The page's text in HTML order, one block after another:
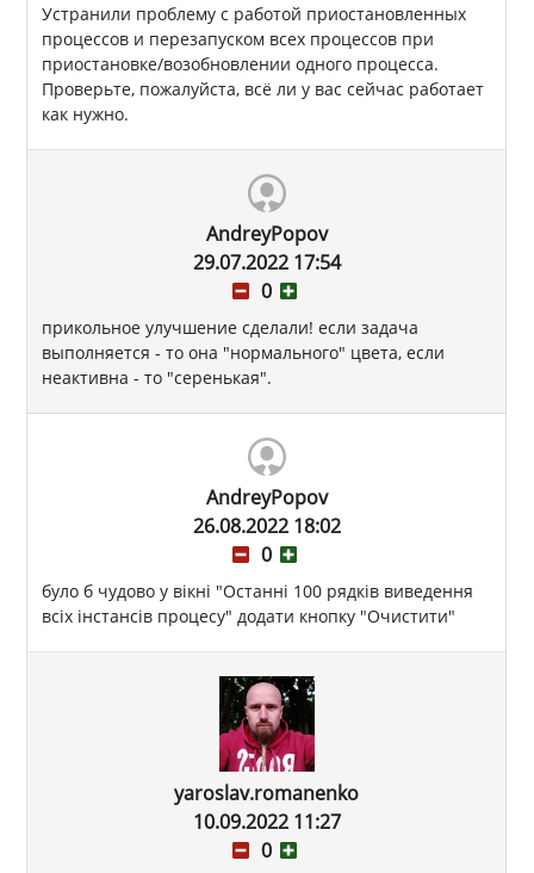
Устранили проблему с работой приостановленных
процессов и перезапуском всех процессов при
приостановке/возобновлении одного процесса.
Проверьте, пожалуйста, всё ли у вас сейчас работает
как нужно.
AndreyPopov
29.07.2022 17:54
0
прикольное улучшение сделали! если задача
выполняется - то она "нормального" цвета, если
неактивна - то "серенькая".
AndreyPopov
26.08.2022 18:02
0
було б чудово у вікні "Останні 100 рядків виведення
всіх інстансів процесу" додати кнопку "Очистити"
yaroslav.romanenko
10.09.2022 11:27
0